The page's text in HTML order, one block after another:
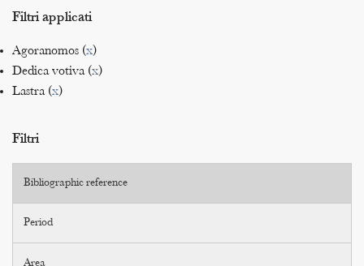
Filtri applicati
Agoranomos (x)
Dedica votiva (x)
Lastra (x)
Filtri
Bibliographic reference
Period
Area